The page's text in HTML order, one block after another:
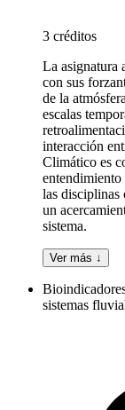
3 créditos
La asignatura
con sus
de la
escalas
interacción
Climático es
entendimiento
las disciplinas
un
sistema.
Ver más ↓
sistemas